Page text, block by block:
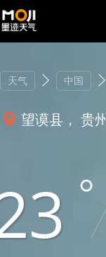
天气 中国
望谟县， 贵